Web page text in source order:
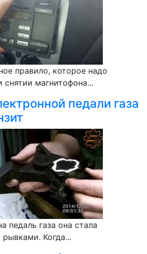
правило, которое надо
снятии магнитофона...
педали газа
педаль газа она стала
Когда...